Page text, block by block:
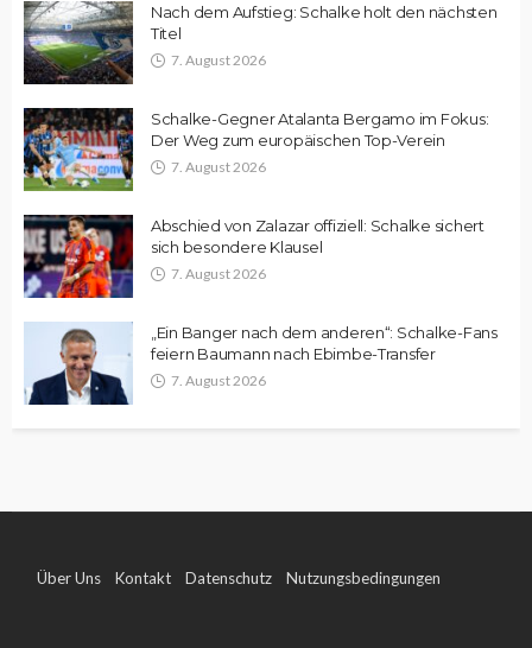
Nach dem Aufstieg: Schalke holt den nächsten
Titel
7. August 2026
Schalke-Gegner Atalanta Bergamo im Fokus:
Der Weg zum europäischen Top-Verein
7. August 2026
Abschied von Zalazar offiziell: Schalke sichert
sich besondere Klausel
7. August 2026
„Ein Banger nach dem anderen“: Schalke-Fans
feiern Baumann nach Ebimbe-Transfer
7. August 2026
Über Uns Kontakt Datenschutz Nutzungsbedingungen